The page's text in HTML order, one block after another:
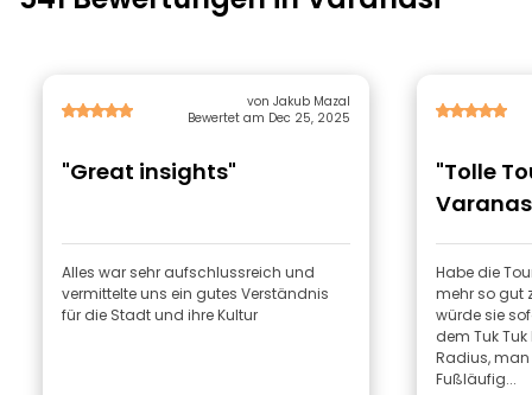
von Jakub Mazal
Bewertet am Dec 25, 2025
"Great insights"
Alles war sehr aufschlussreich und
vermittelte uns ein gutes Verständnis
für die Stadt und ihre Kultur
"Tolle
Habe die
mehr so gut
würde sie
dem Tuk
Radius,
Fußläufig...